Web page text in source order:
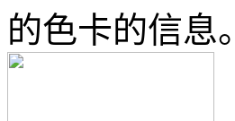
的色卡的信息。